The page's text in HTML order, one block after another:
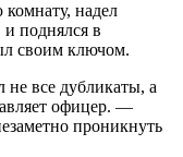
надел
поднялся в
своим ключом.
не все дубликаты, а
офицер. —
проникнуть